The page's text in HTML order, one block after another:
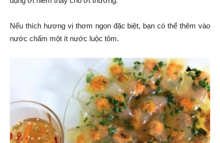
Nếu thích hương vị thơm ngon đặc biệt, bạn có thể thêm vào
nước chấm một ít nước luộc tôm.